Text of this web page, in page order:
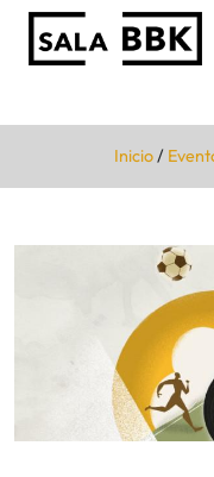
Inicio/